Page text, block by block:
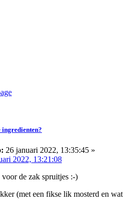
ingredienten?
26 januari 2022, 13:35:45 »
2022, 13:21:08
de zak spruitjes :-)
(met een fikse lik mosterd en wat